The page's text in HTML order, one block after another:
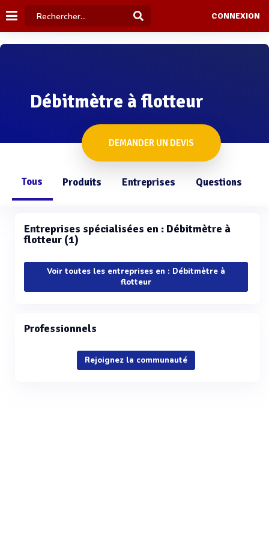
CONNEXION
Débitmètre à flotteur
DEMANDER UN DEVIS
Tous Produits Entreprises Questions
Entreprises spécialisées en : Débitmètre à
flotteur (1)
Voir toutes les entreprises en : Débitmètre à
flotteur
Professionnels
Rejoignez la communauté